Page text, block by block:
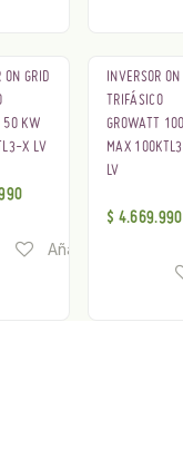
deseos
ON GRID
50 KW
X LV
Añadir a lista de
INVERSOR ON
TRIFÁSICO
GROWATT
MAX
LV
$ 4.669.990